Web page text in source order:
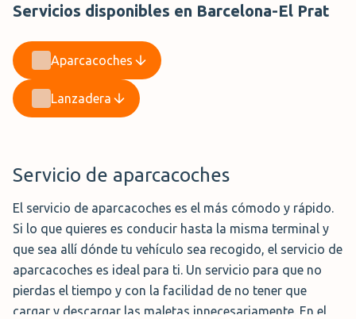
Servicios disponibles en Barcelona-El Prat
Aparcacoches
Lanzadera
Servicio de aparcacoches
El servicio de aparcacoches es el más cómodo y rápido.
Si lo que quieres es conducir hasta la misma terminal y
que sea allí dónde tu vehículo sea recogido, el servicio de
aparcacoches es ideal para ti. Un servicio para que no
pierdas el tiempo y con la facilidad de no tener que
cargar y descargar las maletas innecesariamente. En el